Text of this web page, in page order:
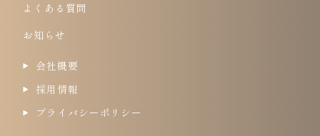
会社概要
採用情報
プライバシーポリシー
よくある質問
お知らせ